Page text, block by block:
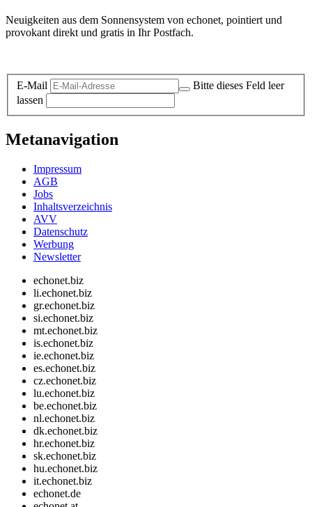
Neuigkeiten aus dem Sonnensystem von echonet, pointiert und
provokant direkt und gratis in Ihr Postfach.
E-Mail
Bitte dieses Feld leer
lassen
Metanavigation
Impressum
AGB
Jobs
Inhaltsverzeichnis
AVV
Datenschutz
Werbung
Newsletter
echonet.biz
li.echonet.biz
gr.echonet.biz
si.echonet.biz
mt.echonet.biz
is.echonet.biz
ie.echonet.biz
es.echonet.biz
cz.echonet.biz
lu.echonet.biz
be.echonet.biz
nl.echonet.biz
dk.echonet.biz
hr.echonet.biz
sk.echonet.biz
hu.echonet.biz
it.echonet.biz
echonet.de